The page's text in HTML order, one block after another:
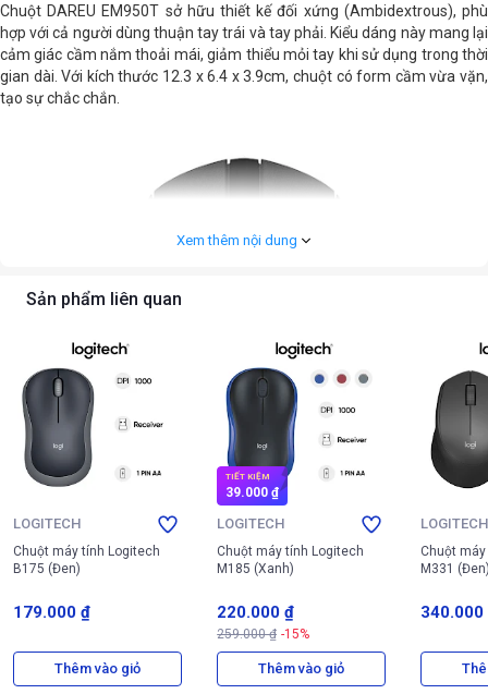
Chuột DAREU EM950T sở hữu thiết kế đối xứng (Ambidextrous), phù
hợp với cả người dùng thuận tay trái và tay phải. Kiểu dáng này mang lại
cảm giác cầm nắm thoải mái, giảm thiểu mỏi tay khi sử dụng trong thời
gian dài. Với kích thước 12.3 x 6.4 x 3.9cm, chuột có form cầm vừa vặn,
tạo sự chắc chắn.
Thiết kế đối xứng của Chuột DAREU EM950T, mang lại sự thoải mái tối
Điểm nổi bật củachuột Dareu
EM950T là khối lượng siêu nhẹ chỉ 63g.
Trọng lượng này giúp người dùng dễ dàng di chuyển chuột nhanh và
Xem thêm nội dung
Sản phẩm liên quan
LOGITECH
Chuột máy tính Logitech
B175 (Đen)
179.000 ₫
Thêm vào giỏ
TIẾT KIỆM
39.000 ₫
LOGITECH
Chuột máy tính Logitech
M185 (Xanh)
220.000 ₫
259.000 ₫ -15%
Thêm vào giỏ
LOGITECH
Chuột
M331
340.000